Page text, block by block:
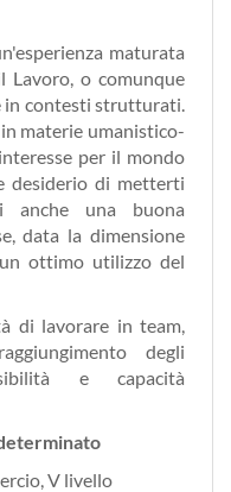
maturata
Lavoro, o comunque
in contesti strutturati.
materie umanistico-
per il mondo
desiderio di metterti
anche una buona
data la dimensione
ottimo utilizzo del
di lavorare in team,
degli
e capacità
V livello